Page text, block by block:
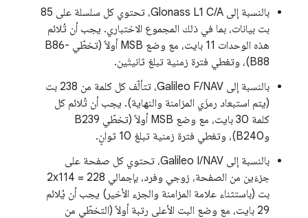
بالنسبة إلى Glonass L1 C/A، تحتوي كل سلسلة على 85
بت بيانات، بما في ذلك المجموع الاختباري. يجب أن تُلائم
هذه الوحدات 11 بايت، مع وضع MSB أولاً (تخطّي B86-
B88)، وتغطي فترة زمنية تبلغ ثانيتَين.
بالنسبة إلى Galileo F/NAV، تتألّف كل كلمة من 238 بت
(يتم استبعاد رمزَي المزامنة والنهاية). يجب أن تُلائم كل
كلمة 30 بايت، مع وضع MSB أولاً (تخطّي B239
وB240)، وتغطي فترة زمنية تبلغ 10 ثوانٍ.
بالنسبة إلى Galileo I/NAV، تحتوي كل صفحة على
جزءَين من الصفحة، زوجي وفرد، بإجمالي 2x114 = 228
بت (باستثناء علامة المزامنة والجزء الأخير) يجب أن يُلائم
29 بايت، مع وضع البت الأعلى رتبة أولاً (التخطّي من